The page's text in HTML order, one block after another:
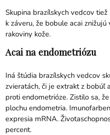
Skupina brazílskych vedcov
k záveru, že bobule acai
rakoviny kože.
Acai na endometriózu
Iná štúdia brazílskych vedcov
zvieratách, či je extrakt z bobúľ
proti endometrióze. Zistilo sa,
plochu endometria.
expresia mRNA.
percent.